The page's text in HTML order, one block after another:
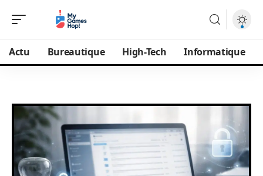
Actu Bureautique High-Tech Informatique